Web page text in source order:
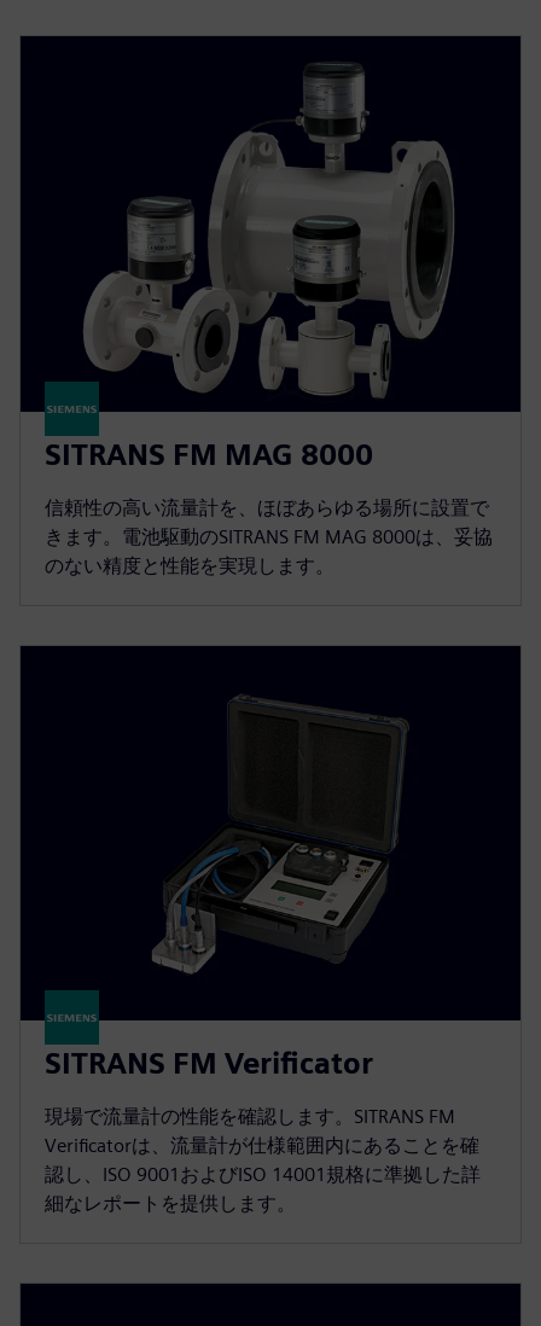
SITRANS FM MAG 8000
信頼性の高い流量計を、ほぼあらゆる場所に設置で
きます。電池駆動のSITRANS FM MAG 8000は、妥協
のない精度と性能を実現します。
SITRANS FM Verificator
現場で流量計の性能を確認します。SITRANS FM
Verificatorは、流量計が仕様範囲内にあることを確
認し、ISO 9001およびISO 14001規格に準拠した詳
細なレポートを提供します。